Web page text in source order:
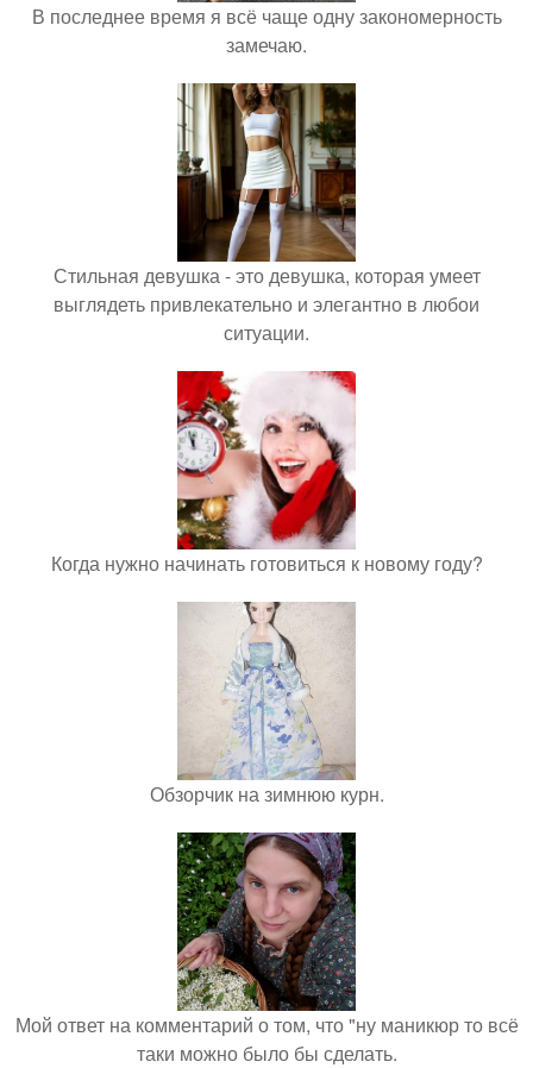
В последнее время я всё чаще одну закономерность
замечаю.
Стильная девушка - это девушка, которая умеет
выглядеть привлекательно и элегантно в любои
ситуации.
Когда нужно начинать готовиться к новому году?
Обзорчик на зимнюю курн.
Мой ответ на комментарий о том, что "ну маникюр то всё
таки можно было бы сделать.